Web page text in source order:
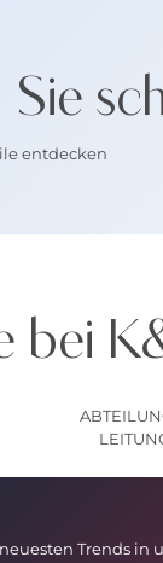
entdecken
bei
Trends